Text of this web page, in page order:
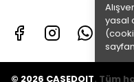
yasal
© 2026 CASEDOIT. Tüm